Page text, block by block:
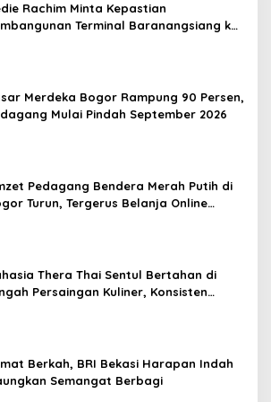
Rachim Minta Kepastian
Terminal Baranangsiang ke
Merdeka Bogor Rampung 90 Persen,
Mulai Pindah September 2026
Pedagang Bendera Merah Putih di
Turun, Tergerus Belanja Online
Thera Thai Sentul Bertahan di
Persaingan Kuliner, Konsisten
Berkah, BRI Bekasi Harapan Indah
Semangat Berbagi